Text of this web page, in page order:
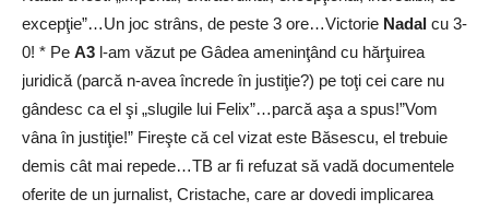
excepţie”…Un joc strâns, de peste 3 ore…Victorie Nadal cu 3-
0! * Pe A3 l-am văzut pe Gâdea ameninţând cu hărţuirea
juridică (parcă n-avea încrede în justiţie?) pe toţi cei care nu
gândesc ca el şi „slugile lui Felix”…parcă aşa a spus!”Vom
vâna în justiţie!” Fireşte că cel vizat este Băsescu, el trebuie
demis cât mai repede…TB ar fi refuzat să vadă documentele
oferite de un jurnalist, Cristache, care ar dovedi implicarea